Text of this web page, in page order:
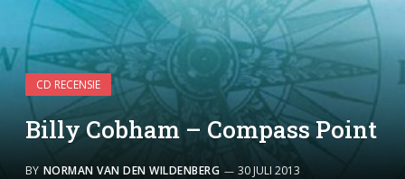
CD RECENSIE
Billy Cobham – Compass Point
BY NORMAN VAN DEN WILDENBERG 30 JULI 2013